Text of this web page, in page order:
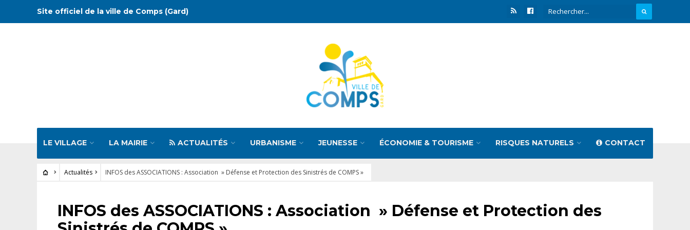
Site officiel de la ville de Comps (Gard)
LE VILLAGE LA MAIRIE ACTUALITÉS URBANISME JEUNESSE ÉCONOMIE & TOURISME RISQUES NATURELS CONTACT
Actualités INFOS des ASSOCIATIONS : Association » Défense et Protection des Sinistrés de COMPS »
ACTUALITÉS
INFOS des ASSOCIATIONS : Association » Défense et Protection des